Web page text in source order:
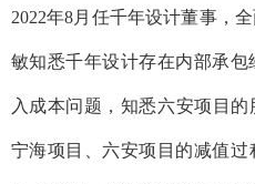
2022年8月任千年设计董事，
敏知悉千年设计存在内部承包
入成本问题 ，知悉六安项目
宁海项目、六安项目的减值过